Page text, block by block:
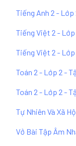
Tiếng Anh 2 - Lớp
Tiếng Việt 2 - Lớp
Tiếng Việt 2 - Lớp
Toán 2 - Lớp 2 -
Toán 2 - Lớp 2 -
Tự Nhiên Và Xã
Vở Bài Tập Âm